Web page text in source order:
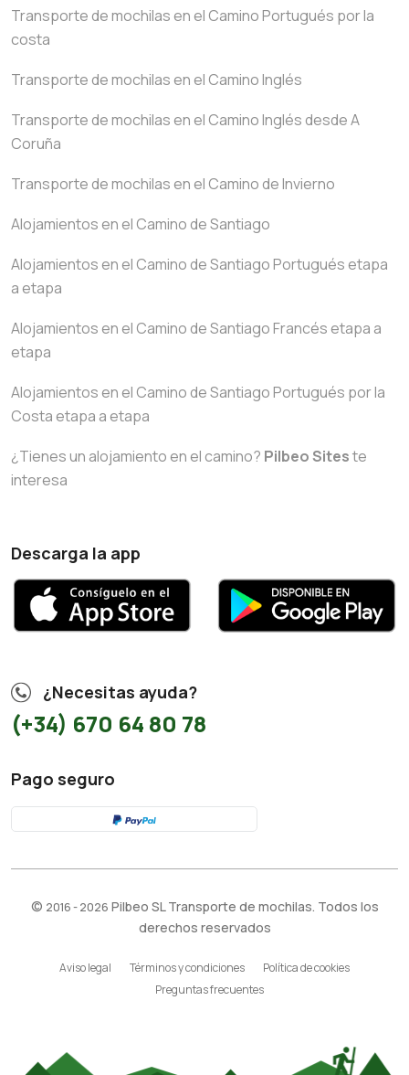
Transporte de mochilas en el Camino Portugués por la
costa
Transporte de mochilas en el Camino Inglés
Transporte de mochilas en el Camino Inglés desde A
Coruña
Transporte de mochilas en el Camino de Invierno
Alojamientos en el Camino de Santiago
Alojamientos en el Camino de Santiago Portugués etapa
a etapa
Alojamientos en el Camino de Santiago Francés etapa a
etapa
Alojamientos en el Camino de Santiago Portugués por la
Costa etapa a etapa
¿Tienes un alojamiento en el camino? Pilbeo Siteste
interesa
Descarga la app
¿Necesitas ayuda?
(+34) 670 64 80 78
Pago seguro
© 2016 - 2026 Pilbeo SL Transporte de mochilas. Todos los
derechos reservados
Aviso legal Términos y condiciones
Política de cookies
Preguntas frecuentes